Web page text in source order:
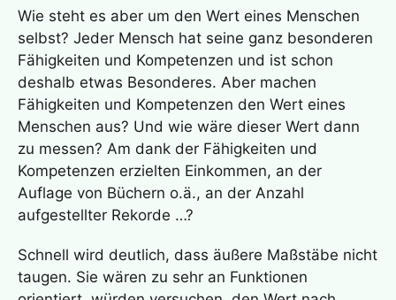
Wie steht es aber um den Wert eines Menschen
selbst? Jeder Mensch hat seine ganz besonderen
Fähigkeiten und Kompetenzen und ist schon
deshalb etwas Besonderes. Aber machen
Fähigkeiten und Kompetenzen den Wert eines
Menschen aus? Und wie wäre dieser Wert dann
zu messen? Am dank der Fähigkeiten und
Kompetenzen erzielten Einkommen, an der
Auflage von Büchern o.ä., an der Anzahl
aufgestellter Rekorde …?
Schnell wird deutlich, dass äußere Maßstäbe nicht
taugen. Sie wären zu sehr an Funktionen